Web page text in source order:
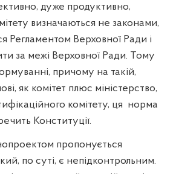
дуже продуктивно,
визначаються не законами,
Регламентом Верховної Ради і
за межі Верховної Ради. Тому
причому на такій,
як комітет плюс міністерство,
комітету, ця норма
Конституції.
пропонується
по суті, є непідконтрольним.